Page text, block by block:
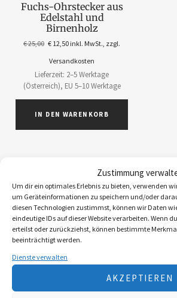
Zustimmung
Um dir ein optimales Erlebnis zu bieten, verwenden
um Geräteinformationen zu speichern und/oder
diesen Technologien zustimmst, können wir Daten
eindeutige IDs auf dieser Website verarbeiten. Wenn
erteilst oder zurückziehst, können bestimmte
beeinträchtigt werden.
Dienste verwalten
AKZEPTIEREN
Fuchs-Ohrstecker aus
Edelstahl und
Birnenholz
€25,00 € 12,50 inkl. MwSt., zzgl.
Versandkosten
Lieferzeit: 2–5 Werktage
(Österreich), EU 5–10 Werktage
IN DEN WARENKORB
ABOS
ACCESSOIRES
BEKLEIDUNG
BROSCHÜREN
MESSER
SCHILDER NÖ-JAGDVERBAND
SCHMUCK